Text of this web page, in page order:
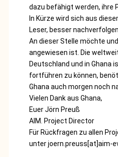
dazu befähigt werden, ihre
In Kürze wird sich aus
Leser, besser
An dieser Stelle möchte
angewiesen ist. Die
Deutschland und in Ghana
fortführen zu können,
Ghana auch morgen noch
Vielen Dank aus Ghana,
Euer Jörn Preuß
AIM. Project Director
Für Rückfragen zu allen
unter joern.preuss[at]aim-